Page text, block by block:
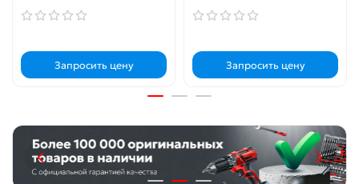
Гарантия 3 года — надежность оборудования
Запросить цену Запросить цену